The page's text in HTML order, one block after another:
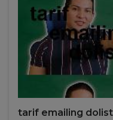
tarif emailing